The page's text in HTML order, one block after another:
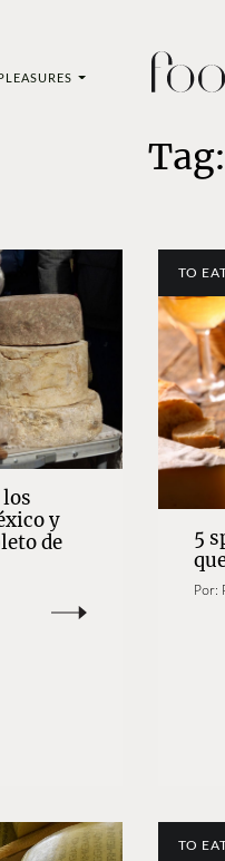
los
y
de
TO
5
Por:
TO